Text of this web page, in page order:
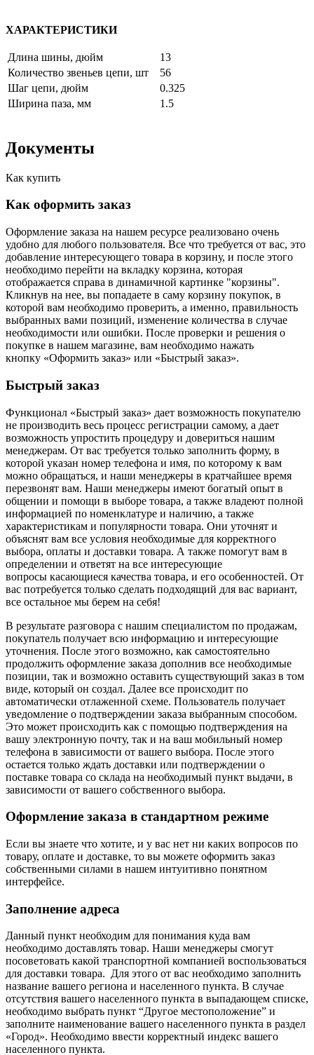
ХАРАКТЕРИСТИКИ
Длина шины, дюйм
13
Количество звеньев цепи, шт
56
Шаг цепи, дюйм
0.325
Ширина паза, мм
1.5
Документы
Как купить
Как оформить заказ
Оформление заказа на нашем ресурсе реализовано очень
удобно для любого пользователя. Все что требуется от вас, это
добавление интересующего товара в корзину, и после этого
необходимо перейти на вкладку корзина, которая
отображается справа в динамичной картинке "корзины".
Кликнув на нее, вы попадаете в саму корзину покупок, в
которой вам необходимо проверить, а именно, правильность
выбранных вами позиций, изменение количества в случае
необходимости или ошибки. После проверки и решения о
покупке в нашем магазине, вам необходимо нажать
кнопку «Оформить заказ» или «Быстрый заказ».
Быстрый заказ
Функционал «Быстрый заказ» дает возможность покупателю
не производить весь процесс регистрации самому, а дает
возможность упростить процедуру и довериться нашим
менеджерам. От вас требуется только заполнить форму, в
которой указан номер телефона и имя, по которому к вам
можно обращаться, и наши менеджеры в кратчайшее время
перезвонят вам. Наши менеджеры имеют богатый опыт в
общении и помощи в выборе товара, а также владеют полной
информацией по номенклатуре и наличию, а также
характеристикам и популярности товара. Они уточнят и
объяснят вам все условия необходимые для корректного
выбора, оплаты и доставки товара. А также помогут вам в
определении и ответят на все интересующие
вопросы касающиеся качества товара, и его особенностей. От
вас потребуется только сделать подходящий для вас вариант,
все остальное мы берем на себя!
В результате разговора с нашим специалистом по продажам,
покупатель получает всю информацию и интересующие
уточнения. После этого возможно, как самостоятельно
продолжить оформление заказа дополнив все необходимые
позиции, так и возможно оставить существующий заказ в том
виде, который он создал. Далее все происходит по
автоматически отлаженной схеме. Пользователь получает
уведомление о подтверждении заказа выбранным способом.
Это может происходить как с помощью подтверждения на
вашу электронную почту, так и на ваш мобильный номер
телефона в зависимости от вашего выбора. После этого
остается только ждать доставки или подтверждении о
поставке товара со склада на необходимый пункт выдачи, в
зависимости от вашего собственного выбора.
Оформление заказа в стандартном режиме
Если вы знаете что хотите, и у вас нет ни каких вопросов по
товару, оплате и доставке, то вы можете оформить заказ
собственными силами в нашем интуитивно понятном
интерфейсе.
Заполнение адреса
Данный пункт необходим для понимания куда вам
необходимо доставлять товар. Наши менеджеры смогут
посоветовать какой транспортной компанией воспользоваться
для доставки товара. Для этого от вас необходимо заполнить
название вашего региона и населенного пункта. В случае
отсутствия вашего населенного пункта в выпадающем списке,
необходимо выбрать пункт “Другое местоположение” и
заполните наименование вашего населенного пункта в раздел
«Город». Необходимо ввести корректный индекс вашего
населенного пункта.